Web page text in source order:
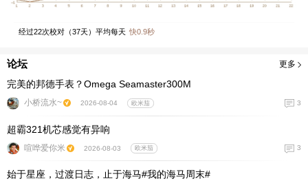
经过22次校对（37天）平均每天 快0.9秒
论坛 更多
完美的邦德手表？Omega Seamaster300M
小桥流水~ 2026-08-04 欧米茄 3
超霸321机芯感觉有异响
喧哗爱你米 2026-08-03 欧米茄 3
始于星座，过渡日志，止于海马#我的海马周末#